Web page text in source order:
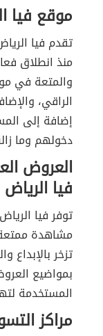
موقع فيا
تقدم فيا
منذ انطلاق
والمتعة في
الراقي،
إضافة إلى
دخولهم وما
العروض
فيا الرياض
توفر فيا
مشاهدة ممتعة
تزخر بالإبداع
بمواضيع
المستخدمة
مراكز